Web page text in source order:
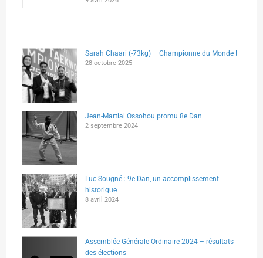
Sarah Chaari (-73kg) – Championne du Monde !
28 octobre 2025
Jean-Martial Ossohou promu 8e Dan
2 septembre 2024
Luc Sougné : 9e Dan, un accomplissement
historique
8 avril 2024
Assemblée Générale Ordinaire 2024 – résultats
des élections